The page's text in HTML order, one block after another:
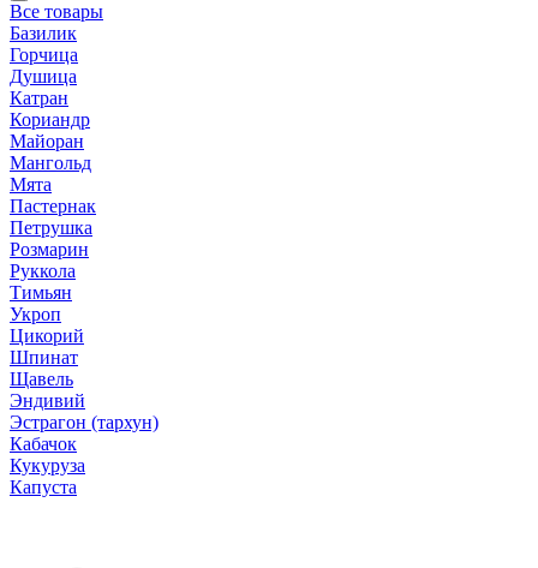
Все товары
Базилик
Горчица
Душица
Катран
Кориандр
Майоран
Мангольд
Мята
Пастернак
Петрушка
Розмарин
Руккола
Тимьян
Укроп
Цикорий
Шпинат
Щавель
Эндивий
Эстрагон (тархун)
Кабачок
Кукуруза
Капуста